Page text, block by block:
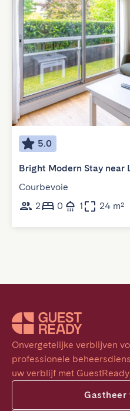
5.0
Bright Modern Stay near
Courbevoie
2
0 1 24 m²
Onvergetelijke verblijven
professionele
uw verblijf met
Gastheer